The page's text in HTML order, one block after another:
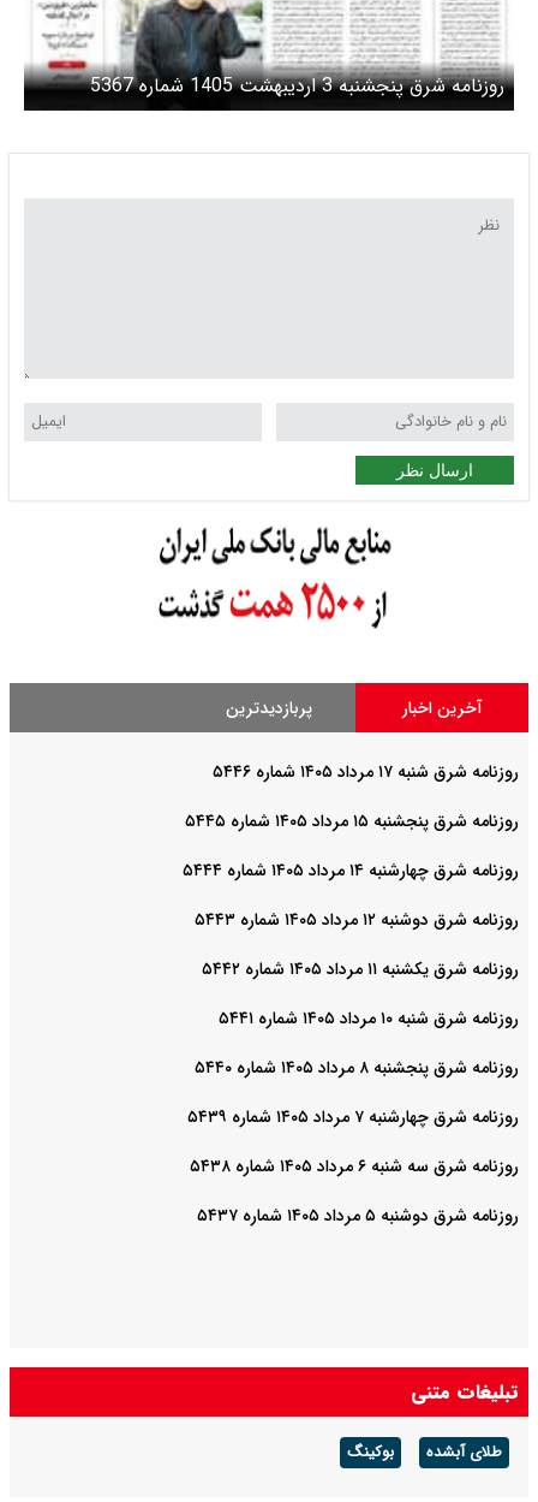
روزنامه شرق پنجشنبه 3 اردیبهشت 1405 شماره 5367
ارسال نظر
آخرین اخبار پربازدیدترین
روزنامه شرق شنبه ۱۷ مرداد ۱۴۰۵ شماره ۵۴۴۶
روزنامه شرق پنجشنبه ۱۵ مرداد ۱۴۰۵ شماره ۵۴۴۵
روزنامه شرق چهارشنبه ۱۴ مرداد ۱۴۰۵ شماره ۵۴۴۴
روزنامه شرق دوشنبه ۱۲ مرداد ۱۴۰۵ شماره ۵۴۴۳
روزنامه شرق یکشنبه ۱۱ مرداد ۱۴۰۵ شماره ۵۴۴۲
روزنامه شرق شنبه ۱۰ مرداد ۱۴۰۵ شماره ۵۴۴۱
روزنامه شرق پنجشنبه ۸ مرداد ۱۴۰۵ شماره ۵۴۴۰
روزنامه شرق چهارشنبه ۷ مرداد ۱۴۰۵ شماره ۵۴۳۹
روزنامه شرق سه شنبه ۶ مرداد ۱۴۰۵ شماره ۵۴۳۸
روزنامه شرق دوشنبه ۵ مرداد ۱۴۰۵ شماره ۵۴۳۷
تبلیغات متنی
طلای آبشده بوکینگ